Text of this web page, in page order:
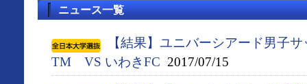
ニュース一覧
【結果】ユニバーシアード男子
TM VS いわきFC 2017/07/15